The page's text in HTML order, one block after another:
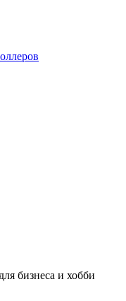
бизнеса и хобби